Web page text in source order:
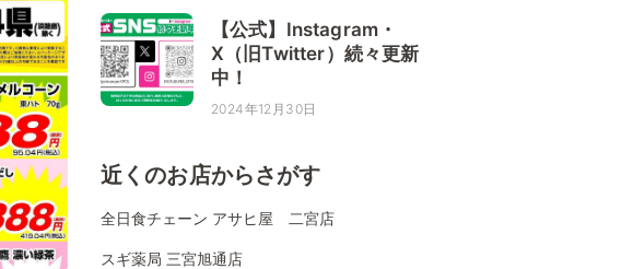
【公式】Instagram・
X（旧Twitter）続々更新
中！
2024年12月30日
近くのお店からさがす
全日食チェーン アサヒ屋 二宮店
スギ薬局 三宮旭通店